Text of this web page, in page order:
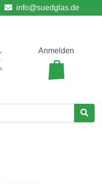
info@suedglas.de
Anmelden